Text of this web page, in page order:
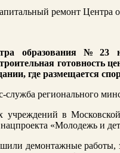
образования № 23
готовность
где размещается
регионального
учреждений в
«Молодежь и
демонтажные